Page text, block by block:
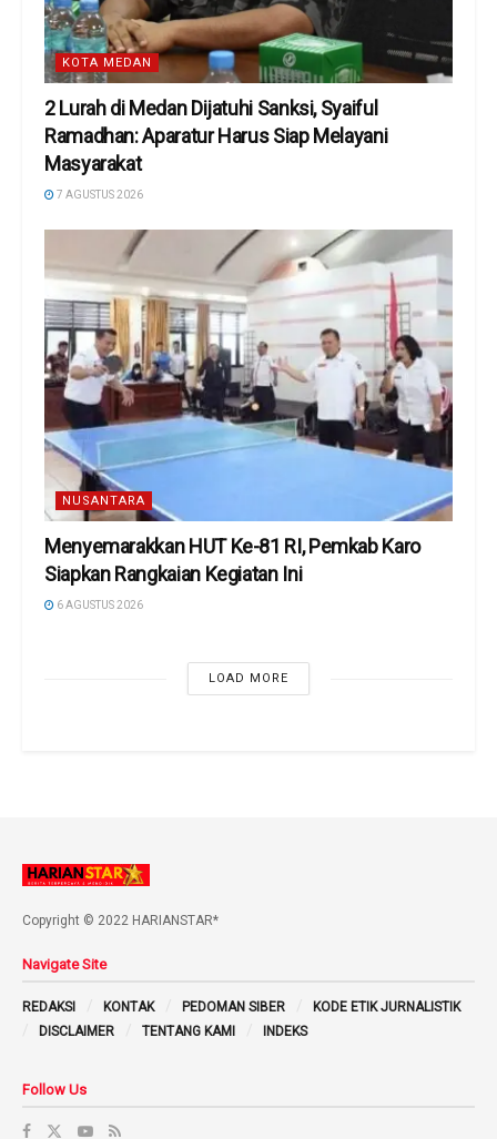
KOTA MEDAN
2 Lurah di Medan Dijatuhi Sanksi, Syaiful
Ramadhan: Aparatur Harus Siap Melayani
Masyarakat
7 AGUSTUS 2026
NUSANTARA
Menyemarakkan HUT Ke-81 RI, Pemkab Karo
Siapkan Rangkaian Kegiatan Ini
6 AGUSTUS 2026
LOAD MORE
Copyright © 2022 HARIANSTAR*
Navigate Site
REDAKSI KONTAK PEDOMAN SIBER
KODE ETIK JURNALISTIK
DISCLAIMER
TENTANG KAMI INDEKS
Follow Us